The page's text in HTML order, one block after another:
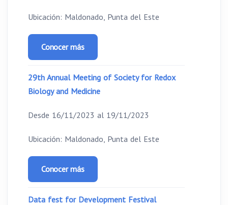
Ubicación: Maldonado, Punta del Este
Conocer más
29th Annual Meeting of Society for Redox
Biology and Medicine
Desde 16/11/2023 al 19/11/2023
Ubicación: Maldonado, Punta del Este
Conocer más
Data fest for Development Festival